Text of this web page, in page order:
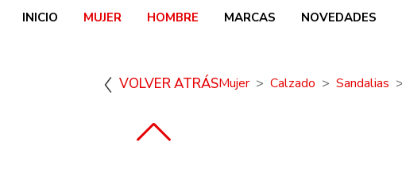
INICIO MUJER HOMBRE MARCAS NOVEDADES
VOLVER ATRÁSMujer Calzado Sandalias